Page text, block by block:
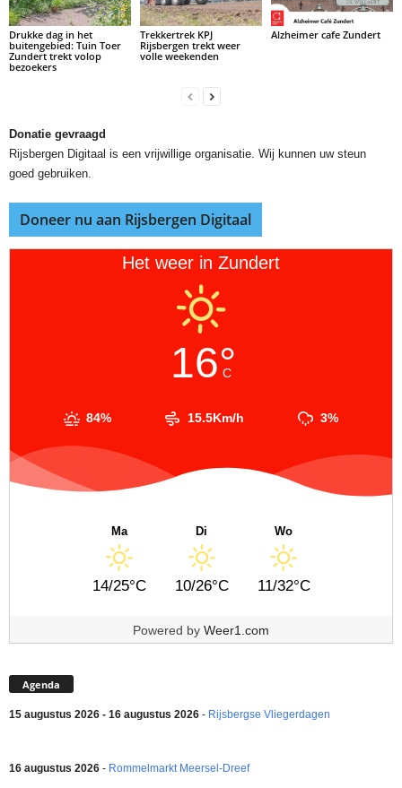
Drukke dag in het
buitengebied: Tuin Toer
Zundert trekt volop
bezoekers
Trekkertrek KPJ
Rijsbergen trekt weer
volle weekenden
Alzheimer cafe Zundert
Donatie gevraagd
Rijsbergen Digitaal is een vrijwillige organisatie. Wij kunnen uw steun
goed gebruiken.
Doneer nu aan Rijsbergen Digitaal
Het weer in Zundert
16°
C
84% 15.5Km/h 3%
Ma
14/25°C
Di
10/26°C
Wo
11/32°C
Powered by Weer1.com
Agenda
15 augustus 2026 - 16 augustus 2026 - Rijsbergse Vliegerdagen
16 augustus 2026 - Rommelmarkt Meersel-Dreef